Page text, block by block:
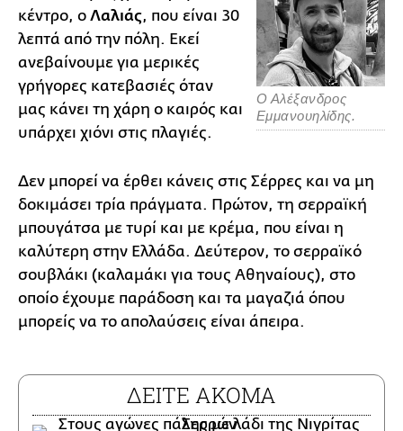
Ο Αλέξανδρος
Εμμανουηλίδης.
κέντρο, ο Λαλιάς, που είναι 30
λεπτά από την πόλη. Εκεί
ανεβαίνουμε για μερικές
γρήγορες κατεβασιές όταν
μας κάνει τη χάρη ο καιρός και
υπάρχει χιόνι στις πλαγιές.
Δεν μπορεί να έρθει κάνεις στις Σέρρες και να μη
δοκιμάσει τρία πράγματα. Πρώτον, τη σερραϊκή
μπουγάτσα με τυρί και με κρέμα, που είναι η
καλύτερη στην Ελλάδα. Δεύτερον, το σερραϊκό
σουβλάκι (καλαμάκι για τους Αθηναίους), στο
οποίο έχουμε παράδοση και τα μαγαζιά όπου
μπορείς να το απολαύσεις είναι άπειρα.
ΔΕΙΤΕ ΑΚΟΜΑ